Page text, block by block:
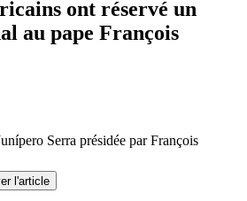
ont réservé un
au pape François
Serra présidée par François
l'article